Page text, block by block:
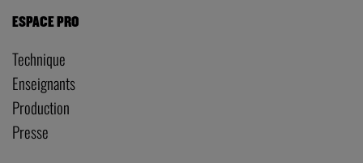
ESPACE PRO
Technique
Enseignants
Production
Presse